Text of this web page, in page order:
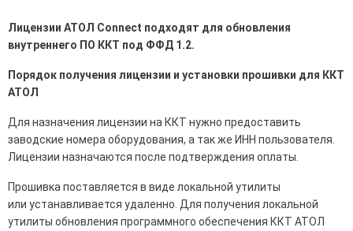
Лицензии АТОЛ Connect подходят для обновления
внутреннего ПО ККТ под ФФД 1.2.
Порядок получения лицензии и установки прошивки для ККТ
АТОЛ
Для назначения лицензии на ККТ нужно предоставить
заводские номера оборудования, а так же ИНН пользователя.
Лицензии назначаются после подтверждения оплаты.
Прошивка поставляется в виде локальной утилиты
или устанавливается удаленно. Для получения локальной
утилиты обновления программного обеспечения ККТ АТОЛ